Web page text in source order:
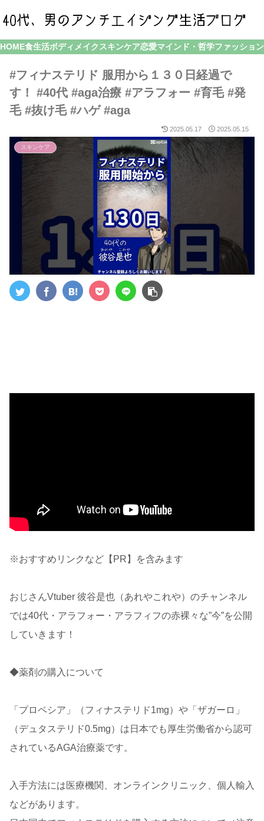
HOME食生活ボディメイク スキンケア恋愛マインド・哲学ファッション
#フィナステリド 服用から１３０日経過で
す！ #40代 #aga治療 #アラフォー #育毛 #発
毛 #抜け毛 #ハゲ #aga
2025.05.17 2025.05.15
スキンケア
※おすすめリンクなど【PR】を含みます
おじさんVtuber 彼谷是也（あれやこれや）のチャンネル
では40代・アラフォー・アラフィフの赤裸々な”今”を公開
していきます！
◆薬剤の購入について
「プロペシア」（フィナステリド1mg）や「ザガーロ」
（デュタステリド0.5mg）は日本でも厚生労働省から認可
されているAGA治療薬です。
入手方法には医療機関、オンラインクリニック、個人輸入
などがあります。